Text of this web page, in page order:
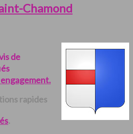
Chamond
de
rapides
.